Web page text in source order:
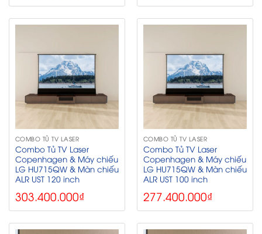
COMBO TỦ TV LASER
Combo Tủ TV Laser
Copenhagen & Máy chiếu
LG HU715QW & Màn chiếu
ALR UST 120 inch
303.400.000₫
COMBO TỦ TV LASER
Combo Tủ TV Laser
Copenhagen & Máy chiếu
LG HU715QW & Màn chiếu
ALR UST 100 inch
277.400.000₫